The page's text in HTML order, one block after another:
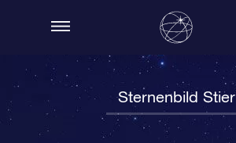
Sternenbild Stier